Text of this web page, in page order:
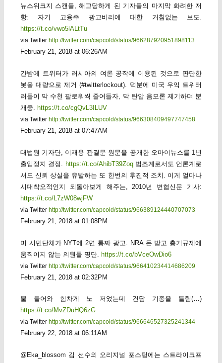
뉴스위크지 스캔들, 해고당하게 된 기자들의 마지막 화려한 저
항: 자기 고용주 광고비리에 대한 거침없는 보도.
https://t.co/vwo5lALtTu
via Twitter http://twitter.com/capcold/status/966287920951898113
February 21, 2018 at 06:26AM
간밤에 트위터가 러시아의 여론 공작에 이용된 것으로 판단한
봇을 대량으로 제거 (#twitterlockout). 덕분에 미국 우익 트위터
러들이 막 수천 팔로워씩 줄어들자, 막 탄압 음모론 제기하며 분
개중. https://t.co/cgQvL3ILUV
via Twitter http://twitter.com/capcold/status/966308409497747458
February 21, 2018 at 07:47AM
대법원 기자단, 이재용 판결문 원문을 공개한 오마이뉴스를 1년
출입정지 결정.
https://t.co/AhibT39Zoq법조계로서도 언론계로
서도 신뢰 상실을 유발하는 또 한번의 후진적 조치. 이게 얼마나
시대착오적인지 되돌아보게 해주는, 2010년 변협신문 기사:
https://t.co/L7zW08wjFW
via Twitter http://twitter.com/capcold/status/966389124440707073
February 21, 2018 at 01:08PM
미 시민단체가 NYT에 2면 통짜 광고. NRA 돈 받고 총기규제에
움직이지 않는 의원들 명단. https://t.co/bVceOwDio6
via Twitter http://twitter.com/capcold/status/966410234414686209
February 21, 2018 at 02:32PM
물 들어와 힘차게 노 저었는데 건담 기종을 틀림(…)
https://t.co/MvZDuHQ6zG
via Twitter http://twitter.com/capcold/status/966646527325241344
February 22, 2018 at 06:11AM
@Eka_blossom 김 선수의 오리지널 포스팅에는 스트라이크프